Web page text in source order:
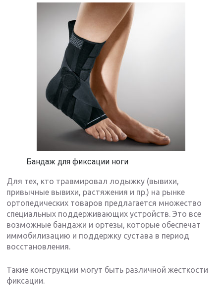
Бандаж для фиксации ноги
Для тех, кто травмировал лодыжку (вывихи,
привычные вывихи, растяжения и пр.) на рынке
ортопедических товаров предлагается множество
специальных поддерживающих устройств. Это все
возможные бандажи и ортезы, которые обеспечат
иммобилизацию и поддержку сустава в период
восстановления.
Такие конструкции могут быть различной жесткости
фиксации.